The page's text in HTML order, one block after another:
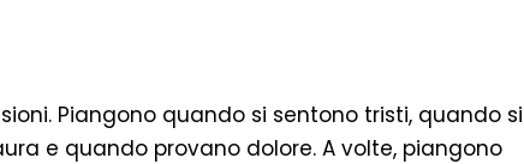
Piangono quando si sentono tristi, quando si
e quando provano dolore. A volte, piangono